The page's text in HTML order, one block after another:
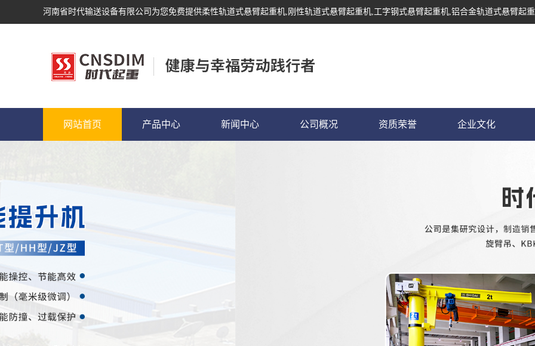
河南省时代输送设备有限公司为您免费提供柔性轨道式悬臂起重机,刚性轨道式悬臂起重机,工字钢式悬臂起重机,铝合金轨道式悬臂起
网站首页 产品中心 新闻中心 公司概况 资质荣誉 企业文化